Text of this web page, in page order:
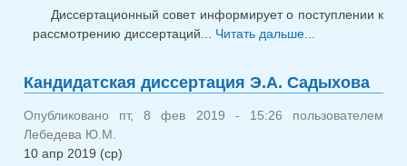
Диссертационный совет информирует о поступлении к
рассмотрению диссертаций... Читать дальше...
Кандидатская диссертация Э.А. Садыхова
Опубликовано пт, 8 фев 2019 - 15:26 пользователем
Лебедева Ю.М.
10 апр 2019 (ср)